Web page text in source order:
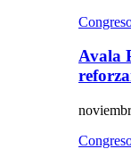
Avala